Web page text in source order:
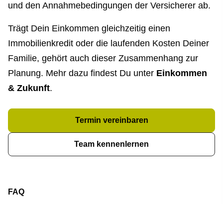
und den Annahmebedingungen der Versicherer ab.
Trägt Dein Einkommen gleichzeitig einen
Immobilienkredit oder die laufenden Kosten Deiner
Familie, gehört auch dieser Zusammenhang zur
Planung. Mehr dazu findest Du unter Einkommen
& Zukunft.
Termin ver­ein­baren
Team kennenlernen
FAQ